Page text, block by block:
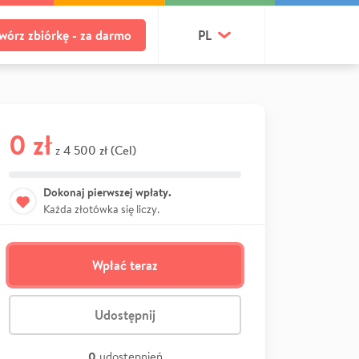
zbiórkę - za darmo PL
0 zł z 4 500 zł (Cel)
Dokonaj pierwszej wpłaty.
Każda złotówka się liczy.
Wpłać teraz
Udostępnij